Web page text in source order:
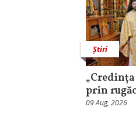
Știri
prin
09 Aug, 2026